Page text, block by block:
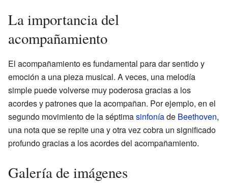
La importancia del
acompañamiento
El acompañamiento es fundamental para dar sentido y
emoción a una pieza musical. A veces, una melodía
simple puede volverse muy poderosa gracias a los
acordes y patrones que la acompañan. Por ejemplo, en el
segundo movimiento de la séptimasinfoníade Beethoven,
una nota que se repite una y otra vez cobra un significado
profundo gracias a los acordes del acompañamiento.
Galería de imágenes